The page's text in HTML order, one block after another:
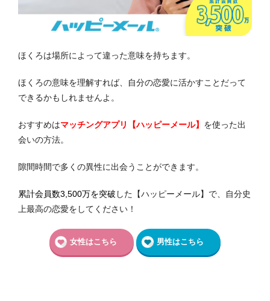
ほくろは場所によって違った意味を持ちます。
ほくろの意味を理解すれば、自分の恋愛に活かすことだって
できるかもしれませんよ。
おすすめはマッチングアプリ【ハッピーメール】 を使った出
会いの方法。
隙間時間で多くの異性に出会うことができます。
累計会員数3,500万を突破 した【ハッピーメール】で、自分史
上最高の恋愛をしてください！
女性はこちら 男性はこちら